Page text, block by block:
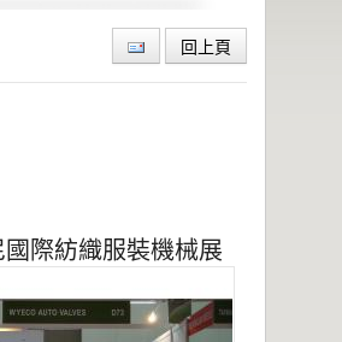
特殊化學產業邁向綠色轉型與
決方案｜設備效能管理及資訊
邱倉祥掌舵北市機器公會
回上頁
際紡織服裝機械展